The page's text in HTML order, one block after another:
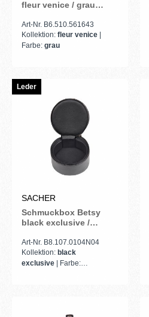
fleur venice / grau
Art-Nr. B6.510.561643
Kollektion: fleur venice
Farbe: grau
Leder
SACHER
Schmuckbox Betsy
black exclusive /
Art-Nr. B8.107.0104N04
Kollektion: black
exclusive
| Farbe: